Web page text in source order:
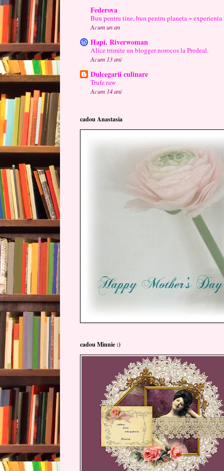
Federova
Bun pentru tine, bun pentru planeta ~ experienta
Acum un an
Hapi. Riverwoman
Alice trimite un blogger norocos la Predeal.
Acum 13 ani
Dulcegarii culinare
Trufe raw
Acum 14 ani
cadou Anastasia
cadou Minnie :)